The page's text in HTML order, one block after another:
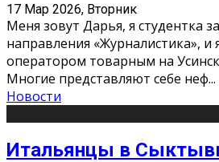
17 Мар 2026, Вторник
Меня зовут Дарья, я студентка
направления «Журналистика», и
оператором товарным на
Многие представляют себе неф...
Новости
Итальянцы в